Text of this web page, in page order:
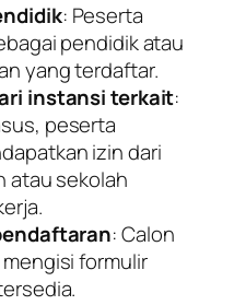
: Peserta
pendidik atau
yang terdaftar.
instansi terkait:
peserta
izin dari
atau sekolah
: Calon
formulir